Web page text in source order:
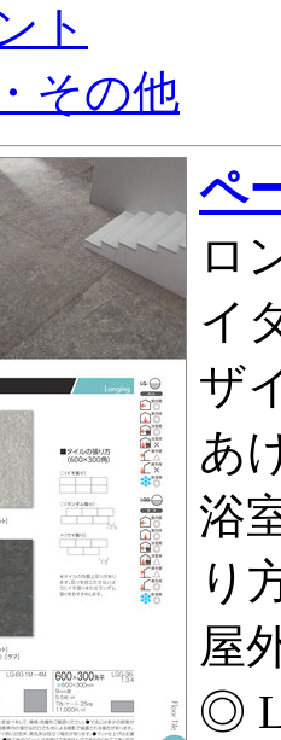
ト
その他
ペ
ロ
イ
ザ
あ
浴
り
屋
◎